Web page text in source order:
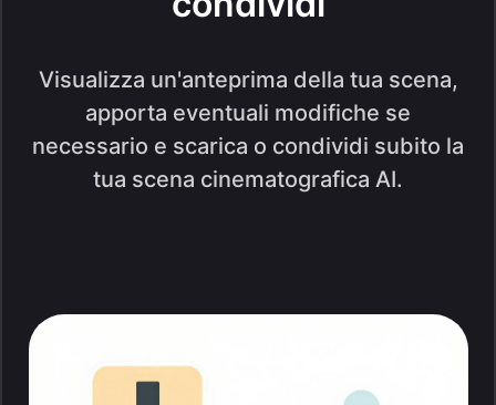
Visualizza un'anteprima della tua scena,
apporta eventuali modifiche se
necessario e scarica o condividi subito la
tua scena cinematografica AI.